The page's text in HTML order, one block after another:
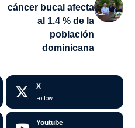
cáncer bucal afecta
al 1.4 % de la
población
dominicana
X
Follow
Youtube